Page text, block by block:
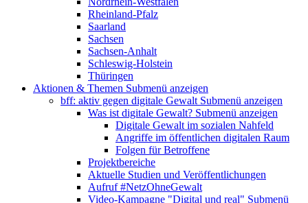
Rheinland-Pfalz
Saarland
Sachsen
Sachsen-Anhalt
Schleswig-Holstein
Thüringen
Aktionen & Themen Submenü anzeigen
bff: aktiv gegen digitale Gewalt Submenü anzeigen
Was ist digitale Gewalt? Submenü anzeigen
Digitale Gewalt im sozialen Nahfeld
Angriffe im öffentlichen digitalen Raum
Folgen für Betroffene
Projektbereiche
Aktuelle Studien und Veröffentlichungen
Aufruf #NetzOhneGewalt
Video-Kampagne "Digital und real" Submenü